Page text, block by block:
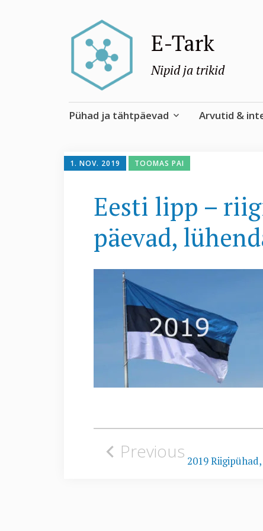
E-Tark
Nipid ja trikid
Skip
Pühad ja tähtpäevad Arvutid &
1. NOV. 2019 TOOMAS PAI
Eesti lipp –
päevad,
Navigeerimine
Previous 2019